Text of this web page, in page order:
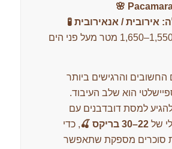
Pacamara
אירובית / אנאירובית 🧪
1,550–1,650 מטר מעל פני הים
והרגישים ביותר
הוא שלב העיבוד.
למסת דובדבנים עם
של 22–30 בריקס 🍒
, כדי
סוכרים מספקת שתאפשר